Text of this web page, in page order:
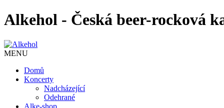
Alkehol - Česká beer-rocková
MENU
Domů
Koncerty
Nadcházející
Odehrané
Alke-shop